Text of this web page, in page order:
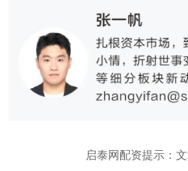
启泰网配资提示：